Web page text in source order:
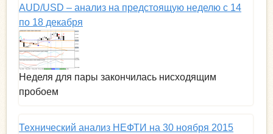
AUD/USD – анализ на предстоящую неделю с 14
по 18 декабря
Неделя для пары закончилась нисходящим
пробоем
Технический анализ НЕФТИ на 30 ноября 2015